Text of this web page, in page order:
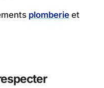
plomberie et